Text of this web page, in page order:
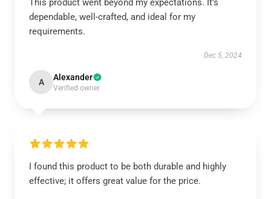
This product went beyond my expectations. It’s
dependable, well-crafted, and ideal for my
requirements.
Dec 5, 2024
A Alexander
Verified owner
I found this product to be both durable and highly
effective; it offers great value for the price.